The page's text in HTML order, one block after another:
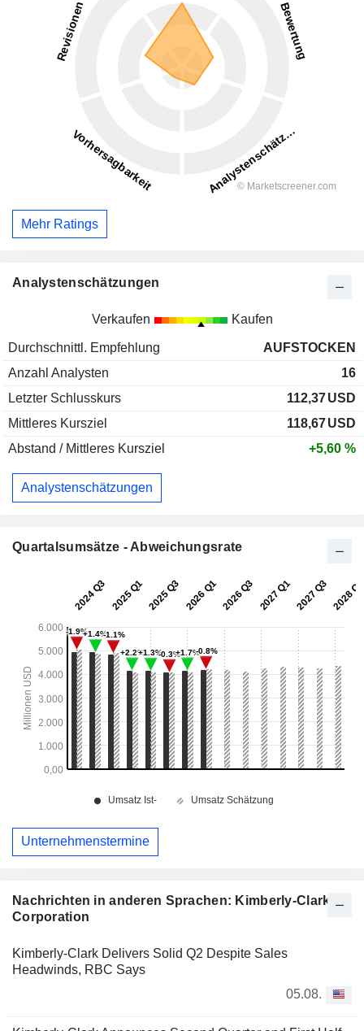
Nachrichten in anderen Sprachen: Kimberly-Clark
Corporation
Kimberly-Clark Delivers Solid Q2 Despite Sales
Headwinds, RBC Says
05.08.
Mehr Ratings
Analystenschätzungen
Verkaufen Kaufen
Durchschnittl. Empfehlung
AUFSTOCKEN
Anzahl Analysten
16
Letzter Schlusskurs
112,37USD
Mittleres Kursziel
118,67USD
Abstand / Mittleres Kursziel
+5,60 %
Analystenschätzungen
Quartalsumsätze - Abweichungsrate
Unternehmenstermine